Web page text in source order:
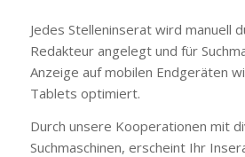
Jedes Stelleninserat wird manuell
Redakteur angelegt und für
Anzeige auf mobilen Endgeräten
Tablets optimiert.
Durch unsere Kooperationen mit
Suchmaschinen, erscheint Ihr